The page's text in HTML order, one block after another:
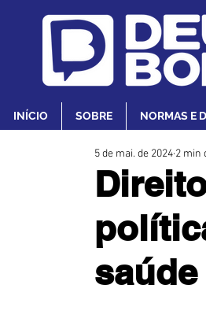
INÍCIO SOBRE NORMAS E
5 de mai. de 2024 2 min